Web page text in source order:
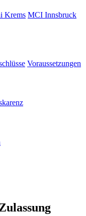
Krems MCI Innsbruck
Voraussetzungen